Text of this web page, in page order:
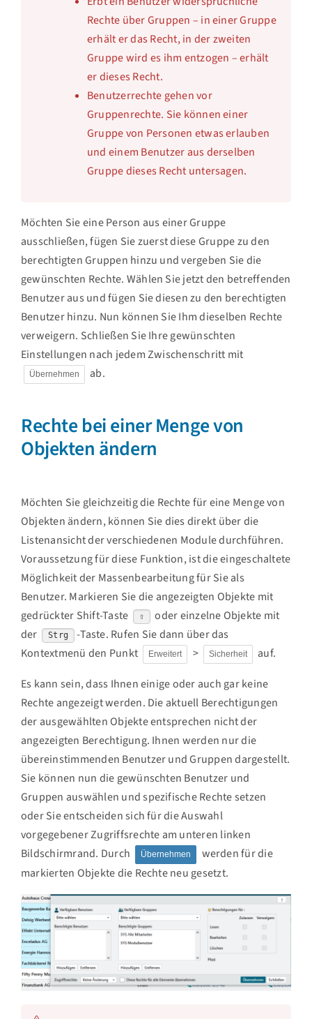
Rechte über Gruppen – in einer Gruppe
erhält er das Recht, in der zweiten
Gruppe wird es ihm entzogen – erhält
er dieses Recht.
Benutzerrechte gehen vor
Gruppenrechte. Sie können einer
Gruppe von Personen etwas erlauben
und einem Benutzer aus derselben
Gruppe dieses Recht untersagen.
Möchten Sie eine Person aus einer Gruppe
ausschließen, fügen Sie zuerst diese Gruppe zu den
berechtigten Gruppen hinzu und vergeben Sie die
gewünschten Rechte. Wählen Sie jetzt den betreffenden
Benutzer aus und fügen Sie diesen zu den berechtigten
Benutzer hinzu. Nun können Sie Ihm dieselben Rechte
verweigern. Schließen Sie Ihre gewünschten
Einstellungen nach jedem Zwischenschritt mit
Übernehmen ab.
Rechte bei einer Menge von
Objekten ändern
Möchten Sie gleichzeitig die Rechte für eine Menge von
Objekten ändern, können Sie dies direkt über die
Listenansicht der verschiedenen Module durchführen.
Voraussetzung für diese Funktion, ist die eingeschaltete
Möglichkeit der Massenbearbeitung für Sie als
Benutzer. Markieren Sie die angezeigten Objekte mit
gedrückter Shift-Taste
⇧
oder einzelne Objekte mit
der
Strg
-Taste. Rufen Sie dann über das
Kontextmenü den Punkt
Erweitert > Sicherheit
auf.
Es kann sein, dass Ihnen einige oder auch gar keine
Rechte angezeigt werden. Die aktuell Berechtigungen
der ausgewählten Objekte entsprechen nicht der
angezeigten Berechtigung. Ihnen werden nur die
übereinstimmenden Benutzer und Gruppen dargestellt.
Sie können nun die gewünschten Benutzer und
Gruppen auswählen und spezifische Rechte setzen
oder Sie entscheiden sich für die Auswahl
vorgegebener Zugriffsrechte am unteren linken
Bildschirmrand. Durch
Übernehmen
werden für die
markierten Objekte die Rechte neu gesetzt.